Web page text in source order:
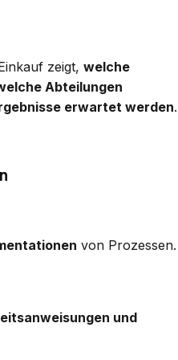
zeigt, welche
Abteilungen
erwartet werden.
von Prozessen.
und